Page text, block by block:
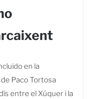
en la
Paco Tortosa
entre el Xúquer i la